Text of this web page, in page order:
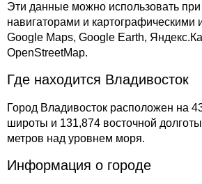
Эти данные можно использовать
навигаторами и картографическими
Google Maps, Google Earth,
OpenStreetMap.
Где находится Владивосток
Город Владивосток расположен на
широты и 131,874 восточной
метров над уровнем моря.
Информация о городе